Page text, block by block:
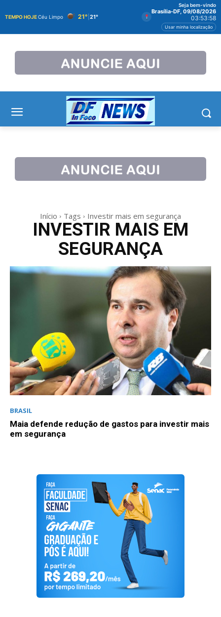
TEMPO HOJECéu Limpo 21° 21°
Seja bem-vindo
Brasília-DF, 09/08/2026
03:53:58
Usar minha localização
Início Tags Investir mais em segurança
INVESTIR MAIS EM
SEGURANÇA
BRASIL
Maia defende redução de gastos para investir mais
em segurança